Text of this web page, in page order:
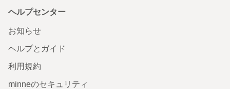
ヘルプセンター
お知らせ
ヘルプとガイド
利用規約
minneのセキュリティ